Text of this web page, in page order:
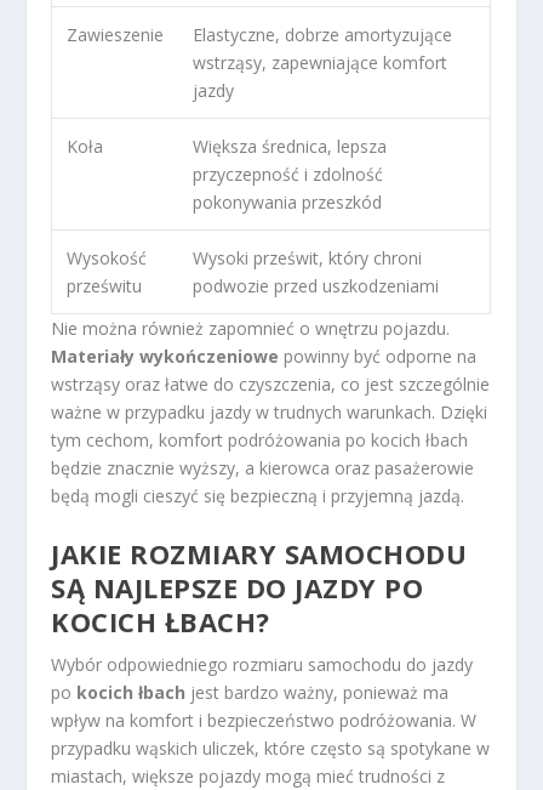
Zawieszenie
Elastyczne, dobrze amortyzujące
wstrząsy, zapewniające komfort
jazdy
Koła
Większa średnica, lepsza
przyczepność i zdolność
pokonywania przeszkód
Wysokość
prześwitu
Wysoki prześwit, który chroni
podwozie przed uszkodzeniami
Nie można również zapomnieć o wnętrzu pojazdu.
Materiały wykończeniowe powinny być odporne na
wstrząsy oraz łatwe do czyszczenia, co jest szczególnie
ważne w przypadku jazdy w trudnych warunkach. Dzięki
tym cechom, komfort podróżowania po kocich łbach
będzie znacznie wyższy, a kierowca oraz pasażerowie
będą mogli cieszyć się bezpieczną i przyjemną jazdą.
JAKIE ROZMIARY SAMOCHODU
SĄ NAJLEPSZE DO JAZDY PO
KOCICH ŁBACH?
Wybór odpowiedniego rozmiaru samochodu do jazdy
po kocich łbach jest bardzo ważny, ponieważ ma
wpływ na komfort i bezpieczeństwo podróżowania. W
przypadku wąskich uliczek, które często są spotykane w
miastach, większe pojazdy mogą mieć trudności z